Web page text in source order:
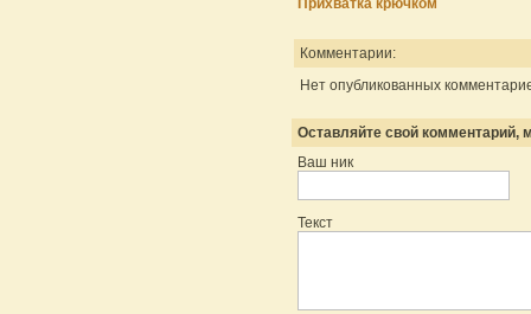
Прихватка крючком
Комментарии:
Нет опубликованных
Оставляйте свой комментарий,
Ваш ник
Текст